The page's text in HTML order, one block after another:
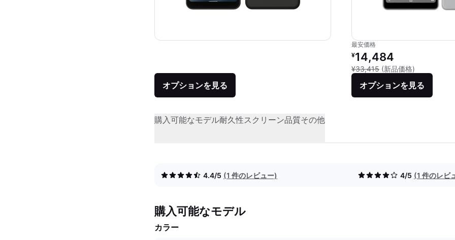
オプションを見る
最安価格
リファービッシュ品の価格：
¥14,484
¥33,415 (新品価格)
オプションを見る
購入可能なモデル耐久性スクリーン品質その他
4.4/5 (1 件のレビュー) 4/5 (1 件のレビ
購入可能なモデル
カラー